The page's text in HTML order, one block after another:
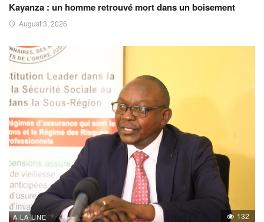
Kayanza : un homme retrouvé mort dans un boisement
August 3, 2026
A LA UNE 132